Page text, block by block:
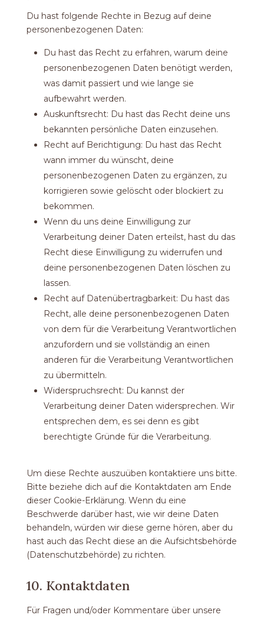
Du hast folgende Rechte in Bezug auf deine
personenbezogenen Daten:
Du hast das Recht zu erfahren, warum deine
personenbezogenen Daten benötigt werden,
was damit passiert und wie lange sie
aufbewahrt werden.
Auskunftsrecht: Du hast das Recht deine uns
bekannten persönliche Daten einzusehen.
Recht auf Berichtigung: Du hast das Recht
wann immer du wünscht, deine
personenbezogenen Daten zu ergänzen, zu
korrigieren sowie gelöscht oder blockiert zu
bekommen.
Wenn du uns deine Einwilligung zur
Verarbeitung deiner Daten erteilst, hast du das
Recht diese Einwilligung zu widerrufen und
deine personenbezogenen Daten löschen zu
lassen.
Recht auf Datenübertragbarkeit: Du hast das
Recht, alle deine personenbezogenen Daten
von dem für die Verarbeitung Verantwortlichen
anzufordern und sie vollständig an einen
anderen für die Verarbeitung Verantwortlichen
zu übermitteln.
Widerspruchsrecht: Du kannst der
Verarbeitung deiner Daten widersprechen. Wir
entsprechen dem, es sei denn es gibt
berechtigte Gründe für die Verarbeitung.
Um diese Rechte auszuüben kontaktiere uns bitte.
Bitte beziehe dich auf die Kontaktdaten am Ende
dieser Cookie-Erklärung. Wenn du eine
Beschwerde darüber hast, wie wir deine Daten
behandeln, würden wir diese gerne hören, aber du
hast auch das Recht diese an die Aufsichtsbehörde
(Datenschutzbehörde) zu richten.
10. Kontaktdaten
Für Fragen und/oder Kommentare über unsere